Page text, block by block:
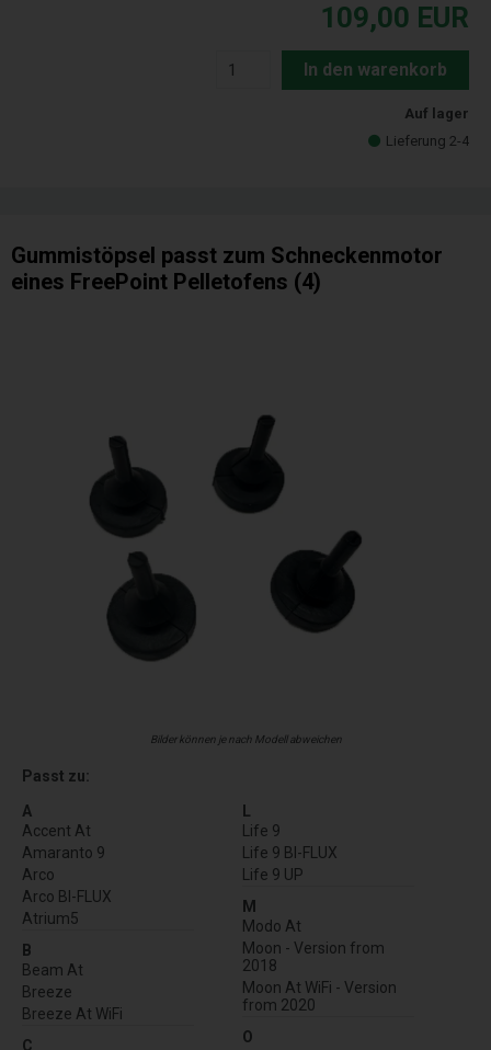
109,00 EUR
In den warenkorb
Auf lager
Lieferung 2-4
Gummistöpsel passt zum Schneckenmotor
eines FreePoint Pelletofens (4)
Bilder können je nach Modell abweichen
Passt zu:
A
Accent At
Amaranto 9
Arco
Arco BI-FLUX
Atrium5
B
Beam At
Breeze
Breeze At WiFi
C
L
Life 9
Life 9 BI-FLUX
Life 9 UP
M
Modo At
Moon - Version from
2018
Moon At WiFi - Version
from 2020
O